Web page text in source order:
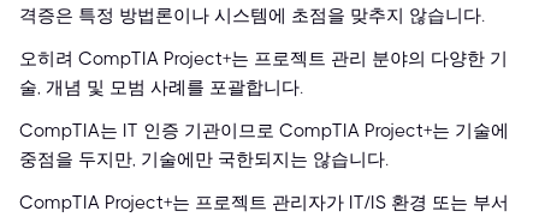
격증은 특정 방법론이나 시스템에 초점을 맞추지 않습니다.
오히려 CompTIA Project+는 프로젝트 관리 분야의 다양한 기
술, 개념 및 모범 사례를 포괄합니다.
CompTIA는 IT 인증 기관이므로 CompTIA Project+는 기술에
중점을 두지만, 기술에만 국한되지는 않습니다.
CompTIA Project+는 프로젝트 관리자가 IT/IS 환경 또는 부서